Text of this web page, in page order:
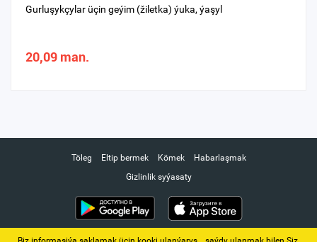
Gurluşykçylar üçin geýim (žiletka) ýuka, ýaşyl
20,09 man.
Töleg Eltip bermek Kömek
Habarlaşmak
Gizlinlik syýasaty